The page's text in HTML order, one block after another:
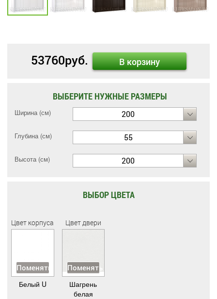
53760руб. В корзину
ВЫБЕРИТЕ НУЖНЫЕ РАЗМЕРЫ
Ширина (см) 200
Глубина (см) 55
Высота (см) 200
ВЫБОР ЦВЕТА
Цвет корпуса
Поменять
Белый U
Цвет двери
Поменять
Шагрень
белая